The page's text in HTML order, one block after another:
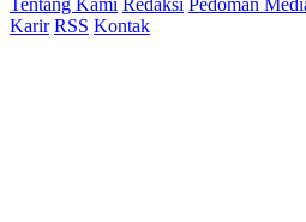
Karir RSS Kontak